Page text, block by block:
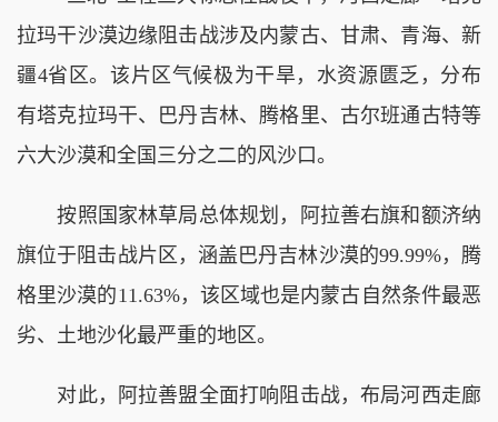
拉玛干沙漠边缘阻击战涉及内蒙古、甘肃、青海、新
疆4省区。该片区气候极为干旱，水资源匮乏，分布
有塔克拉玛干、巴丹吉林、腾格里、古尔班通古特等
六大沙漠和全国三分之二的风沙口。
按照国家林草局总体规划，阿拉善右旗和额济纳
旗位于阻击战片区，涵盖巴丹吉林沙漠的99.99%，腾
格里沙漠的11.63%，该区域也是内蒙古自然条件最恶
劣、土地沙化最严重的地区。
对此，阿拉善盟全面打响阻击战，布局河西走廊